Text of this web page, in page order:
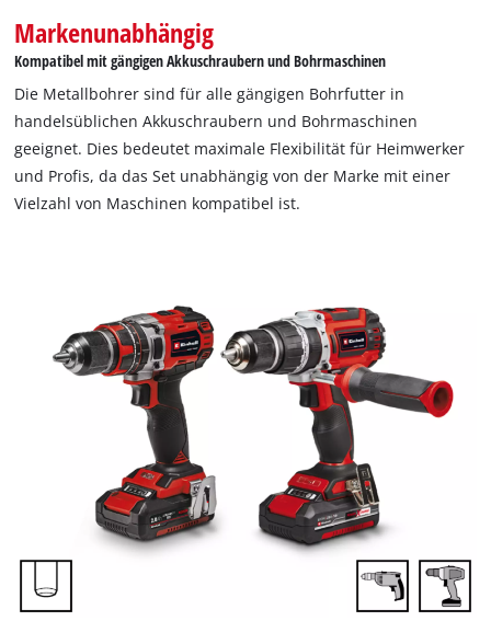
Markenunabhängig
Kompatibel mit gängigen Akkuschraubern und Bohrmaschinen
Die Metallbohrer sind für alle gängigen Bohrfutter in
handelsüblichen Akkuschraubern und Bohrmaschinen
geeignet. Dies bedeutet maximale Flexibilität für Heimwerker
und Profis, da das Set unabhängig von der Marke mit einer
Vielzahl von Maschinen kompatibel ist.